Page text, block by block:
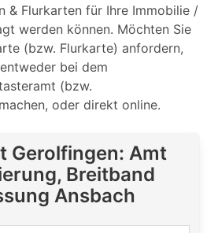
& Flurkarten für Ihre Immobilie /
werden können. Möchten Sie
(bzw. Flurkarte) anfordern,
bei dem
(bzw.
oder direkt online.
Gerolfingen: Amt
Breitband
Ansbach